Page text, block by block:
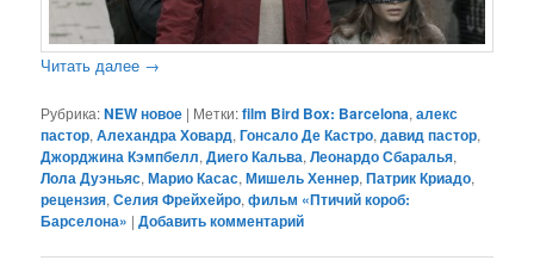
Читать далее →
Рубрика:NEW новое | Метки:film Bird Box: Barcelona,алекс
пастор,Алехандра Ховард,Гонсало Де Кастро,давид пастор,
Джорджина Кэмпбелл,Диего Кальва,Леонардо Сбаралья,
Лола Дуэньяс,Марио Касас,Мишель Хеннер,Патрик Криадо,
рецензия,Селия Фрейхейро,фильм «Птичий короб:
Барселона» |Добавить комментарий